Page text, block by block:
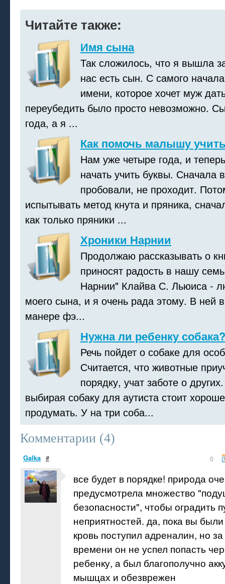
Читайте также:
Имя сына
Так сложилось, что я вышла
нас есть сын. С самого
имени, которое хочет муж
переубедить было просто невозможно.
года, а я ...
Как помочь малышу
Нам уже четыре года, и
начать учить буквы. Сначала
пробовали, не проходит.
испытывать метод кнута и пряника,
как только пряники ...
Хроники Нарнии
Продолжаю рассказывать о
приносят радость в нашу
Нарнии" Клайва С. Льюиса -
моего сына, и я очень рада этому. В ней
манере фэ...
Нужна ли ребенку собака?
Речь пойдет о собаке для
Считается, что животные
порядку, учат заботе о
выбирая собаку для аутиста стоит
продумать. У на три соба...
Комментарии (4)
Galka # 0
все будет в порядке! природа
предусмотрела множество
безопасности", чтобы оградить
неприятностей. да, пока вы
кровь поступил адреналин, но
времени он не успел попасть
ребенку, а был благополучно
мышцах и обезврежен